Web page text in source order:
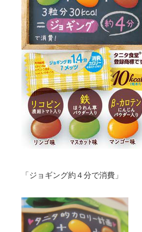
「ジョギング約４分で消費」